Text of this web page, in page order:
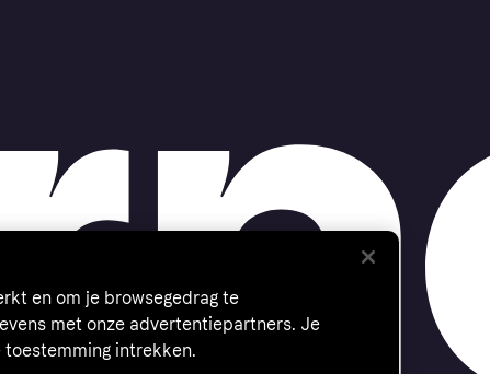
en om je browsegedrag te
met onze advertentiepartners. Je
intrekken.